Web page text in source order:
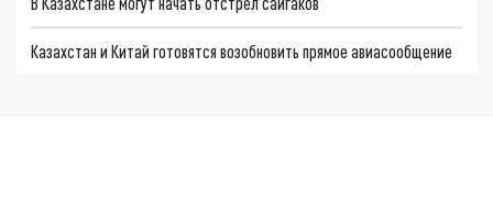
Казахстан и Китай готовятся возобновить прямое авиасообщение